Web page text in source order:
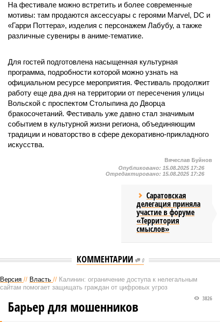
На фестивале можно встретить и более современные
мотивы: там продаются аксессуары с героями Marvel, DC и
«Гарри Поттера», изделия с персонажем Лабубу, а также
различные сувениры в аниме-тематике.
Для гостей подготовлена насыщенная культурная
программа, подробности которой можно узнать на
официальном ресурсе мероприятия. Фестиваль продолжит
работу еще два дня на территории от пересечения улицы
Вольской с проспектом Столыпина до Дворца
бракосочетаний. Фестиваль уже давно стал значимым
событием в культурной жизни региона, объединяющим
традиции и новаторство в сфере декоративно-прикладного
искусства.
Вячеслав Буйнов
Опубликовано: 15.08.2025 17:26
Отредактировано: 15.08.2025 17:26
Саратовская
делегация приняла
участие в форуме
«Территория
смыслов»
КОММЕНТАРИИ 0
Версия // Власть // Калинин: ограничение доступа к нелегальным
сайтам помогает защищать граждан от цифровых угроз
3826
Барьер для мошенников